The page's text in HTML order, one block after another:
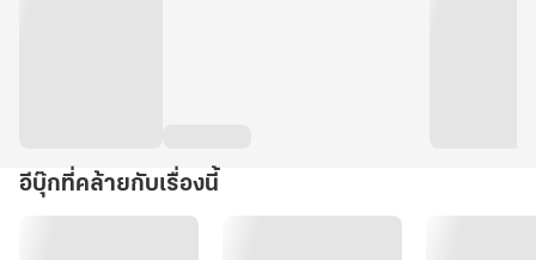
อีบุ๊กที่คล้ายกับเรื่องนี้